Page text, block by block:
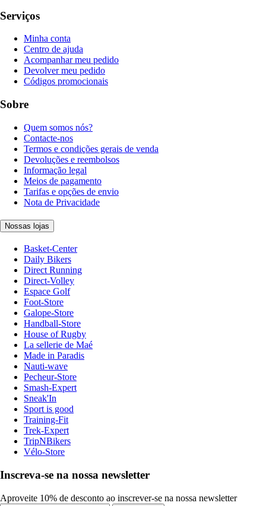
Serviços
Minha conta
Centro de ajuda
Acompanhar meu pedido
Devolver meu pedido
Códigos promocionais
Sobre
Quem somos nós?
Contacte-nos
Termos e condições gerais de venda
Devoluções e reembolsos
Informação legal
Meios de pagamento
Tarifas e opções de envio
Nota de Privacidade
Nossas lojas
Basket-Center
Daily Bikers
Direct Running
Direct-Volley
Espace Golf
Foot-Store
Galope-Store
Handball-Store
House of Rugby
La sellerie de Maé
Made in Paradis
Nauti-wave
Pecheur-Store
Smash-Expert
Sneak'In
Sport is good
Training-Fit
Trek-Expert
TripNBikers
Vélo-Store
Inscreva-se na nossa newsletter
Aproveite 10% de desconto ao inscrever-se na nossa newsletter